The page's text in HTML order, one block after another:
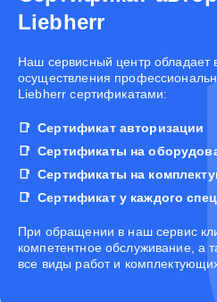
Liebherr
Наш сервисный центр
осуществления
Liebherr сертификатами:
Сертификат авторизации
Сертификаты на
Сертификаты на
Сертификат у каждого
При обращении в наш сервис
компетентное обслуживание, а
все виды работ и